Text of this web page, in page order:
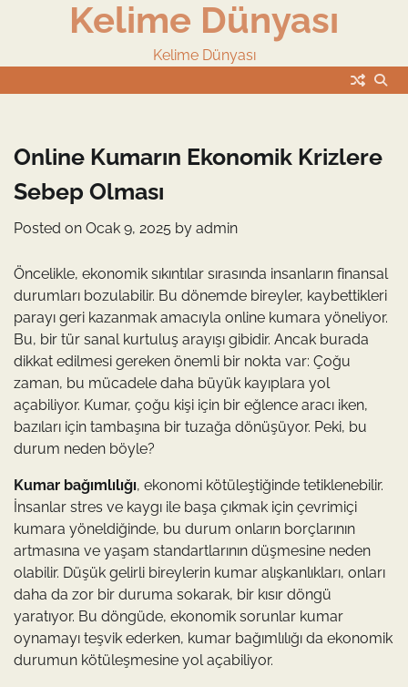
Kelime Dünyası
Kelime Dünyası
Online Kumarın Ekonomik Krizlere
Sebep Olması
Posted on Ocak 9, 2025 by admin
Öncelikle, ekonomik sıkıntılar sırasında insanların finansal
durumları bozulabilir. Bu dönemde bireyler, kaybettikleri
parayı geri kazanmak amacıyla online kumara yöneliyor.
Bu, bir tür sanal kurtuluş arayışı gibidir. Ancak burada
dikkat edilmesi gereken önemli bir nokta var: Çoğu
zaman, bu mücadele daha büyük kayıplara yol
açabiliyor. Kumar, çoğu kişi için bir eğlence aracı iken,
bazıları için tambaşına bir tuzağa dönüşüyor. Peki, bu
durum neden böyle?
Kumar bağımlılığı, ekonomi kötüleştiğinde tetiklenebilir.
İnsanlar stres ve kaygı ile başa çıkmak için çevrimiçi
kumara yöneldiğinde, bu durum onların borçlarının
artmasına ve yaşam standartlarının düşmesine neden
olabilir. Düşük gelirli bireylerin kumar alışkanlıkları, onları
daha da zor bir duruma sokarak, bir kısır döngü
yaratıyor. Bu döngüde, ekonomik sorunlar kumar
oynamayı teşvik ederken, kumar bağımlılığı da ekonomik
durumun kötüleşmesine yol açabiliyor.